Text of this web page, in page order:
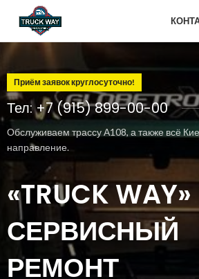
Приём заявок круглосуточно!
Тел: +7 (915) 899-00-00
Обслуживаем трассу А108, а также всё
направление.
«TRUCK WAY»
СЕРВИСНЫЙ
РЕМОНТ